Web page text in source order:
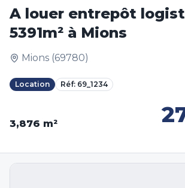
A louer entrepôt
5391m² à Mions
Mions (69780)
Location Réf: 69_1234
3,876 m²